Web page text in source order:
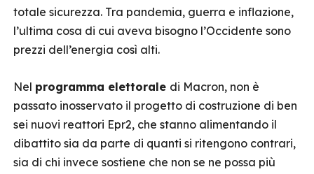
totale sicurezza. Tra pandemia, guerra e inflazione,
l’ultima cosa di cui aveva bisogno l’Occidente sono
prezzi dell’energia così alti.
Nel programma elettorale di Macron, non è
passato inosservato il progetto di costruzione di ben
sei nuovi reattori Epr2, che stanno alimentando il
dibattito sia da parte di quanti si ritengono contrari,
sia di chi invece sostiene che non se ne possa più